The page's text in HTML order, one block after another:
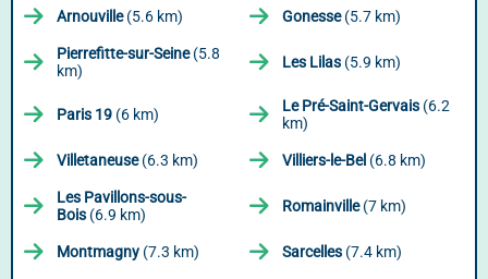
Arnouville(5.6 km) Gonesse(5.7 km)
Pierrefitte-sur-Seine(5.8
km)
Les Lilas (5.9 km)
Paris 19 (6 km) Le Pré-Saint-Gervais (6.2
km)
Villetaneuse(6.3 km) Villiers-le-Bel (6.8 km)
Les Pavillons-sous-
Bois (6.9 km) Romainville(7 km)
Montmagny (7.3 km) Sarcelles (7.4 km)